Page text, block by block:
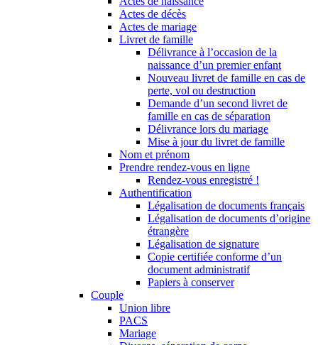
Actes de décès
Actes de mariage
Livret de famille
Délivrance à l’occasion de la
naissance d’un premier enfant
Nouveau livret de famille en cas de
perte, vol ou destruction
Demande d’un second livret de
famille en cas de séparation
Délivrance lors du mariage
Mise à jour du livret de famille
Nom et prénom
Prendre rendez-vous en ligne
Rendez-vous enregistré !
Authentification
Légalisation de documents français
Légalisation de documents d’origine
étrangère
Légalisation de signature
Copie certifiée conforme d’un
document administratif
Papiers à conserver
Couple
Union libre
PACS
Mariage